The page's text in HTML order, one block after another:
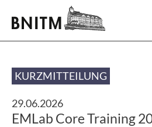
KURZMITTEILUNG
29.06.2026
EMLab Core Training